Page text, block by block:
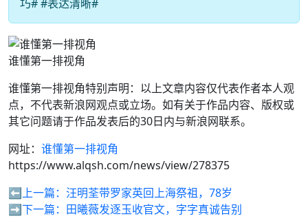
巧# #表达清晰#
谁懂第一排视角
谁懂第一排视角特别声明：以上文章内容仅代表作者本人观
点，不代表新浪网观点或立场。如有关于作品内容、版权或
其它问题请于作品发表后的30日内与新浪网联系。
网址： 谁懂第一排视角
https://www.alqsh.com/news/view/278375
⬅️上一篇： 汪明荃带罗家英回上海祭祖，78岁
➡️下一篇： 田曦薇发逐玉收官文，字字真诚告别